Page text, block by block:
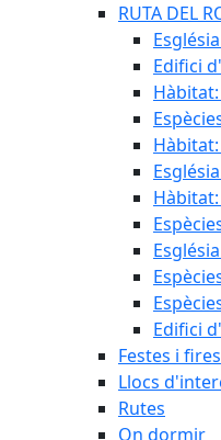
RUTA DEL
Edifici
Edifici
Festes i fires
Llocs
Rutes
On dormir